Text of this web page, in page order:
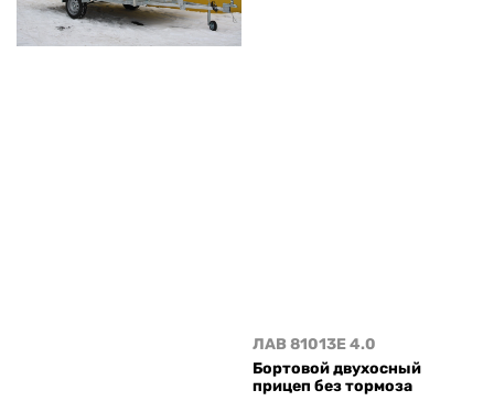
ЛАВ 81013E 4.0
Бортовой двухосный
прицеп без тормоза